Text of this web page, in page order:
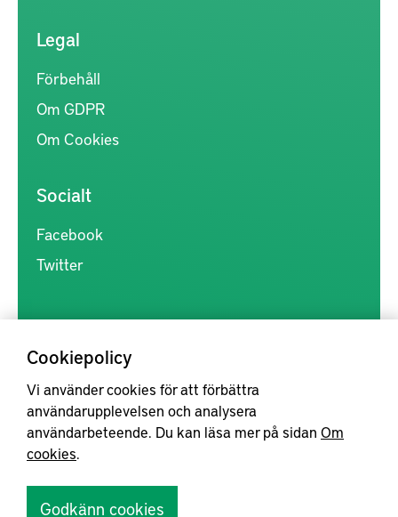
Cookiepolicy
Vi använder cookies för att förbättra
användarupplevelsen och analysera
användarbeteende. Du kan läsa mer på sidan Om
cookies.
Godkänn cookies
Legal
Förbehåll
Om GDPR
Om Cookies
Socialt
Facebook
Twitter
Kunskapsförmedlingen är en samlingsplats för svensk forskning
inom produkt- och produktionsutveckling, med syftet att göra
forskningsresultat mer tillgängliga för industrin, samt att stärka
samverkan mellan högskolor, institut och näringsliv.